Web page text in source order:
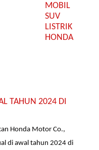
MOBIL
SUV
LISTRIK
HONDA
TAHUN 2024 DI
Honda Motor Co.,
di awal tahun 2024 di